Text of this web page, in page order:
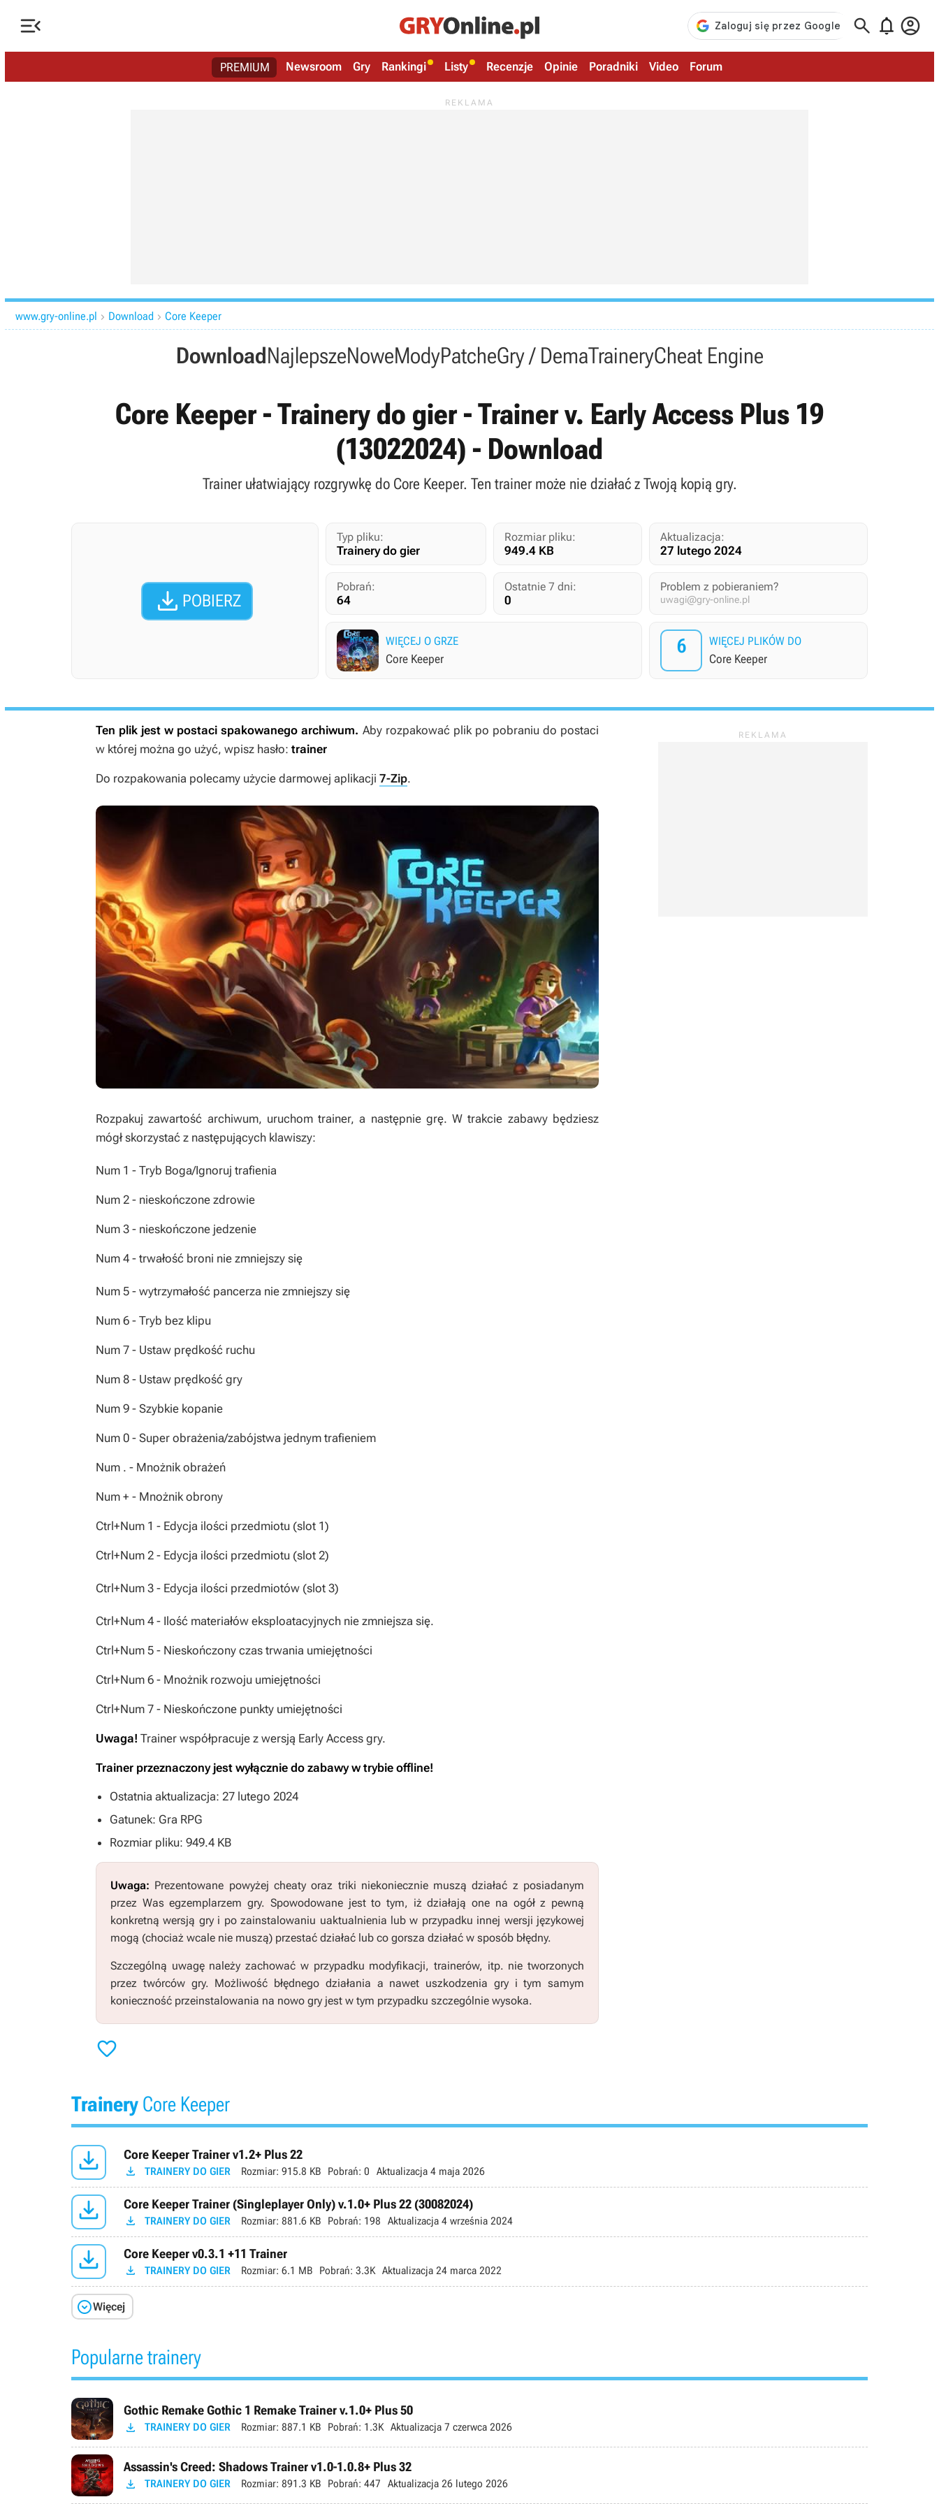
   
PREMIUM Newsroom Gry Rankingi Listy Recenzje Opinie Poradniki Video Forum
www.gry-online.pl  Download  Core Keeper
DownloadNajlepszeNoweModyPatcheGry / DemaTraineryCheat Engine
Core Keeper - Trainery do gier - Trainer v. Early Access Plus 19
(13022024) - Download
Trainer ułatwiający rozgrywkę do Core Keeper. Ten trainer może nie działać z Twoją kopią gry.
 POBIERZ
Typ pliku:
Trainery do gier
Rozmiar pliku:
949.4 KB
Aktualizacja:
27 lutego 2024
Pobrań:
64
Ostatnie 7 dni:
0
Problem z pobieraniem?
uwagi@gry-online.pl
WIĘCEJ O GRZE
Core Keeper
6 WIĘCEJ PLIKÓW DO
Core Keeper
Ten plik jest w postaci spakowanego archiwum. Aby rozpakować plik po pobraniu do postaci
w której można go użyć, wpisz hasło: trainer
Do rozpakowania polecamy użycie darmowej aplikacji 7-Zip.
Rozpakuj zawartość archiwum, uruchom trainer, a następnie grę. W trakcie zabawy będziesz
mógł skorzystać z następujących klawiszy:
Num 1 - Tryb Boga/Ignoruj trafienia
Num 2 - nieskończone zdrowie
Num 3 - nieskończone jedzenie
Num 4 - trwałość broni nie zmniejszy się
Num 5 - wytrzymałość pancerza nie zmniejszy się
Num 6 - Tryb bez klipu
Num 7 - Ustaw prędkość ruchu
Num 8 - Ustaw prędkość gry
Num 9 - Szybkie kopanie
Num 0 - Super obrażenia/zabójstwa jednym trafieniem
Num . - Mnożnik obrażeń
Num + - Mnożnik obrony
Ctrl+Num 1 - Edycja ilości przedmiotu (slot 1)
Ctrl+Num 2 - Edycja ilości przedmiotu (slot 2)
Ctrl+Num 3 - Edycja ilości przedmiotów (slot 3)
Ctrl+Num 4 - Ilość materiałów eksploatacyjnych nie zmniejsza się.
Ctrl+Num 5 - Nieskończony czas trwania umiejętności
Ctrl+Num 6 - Mnożnik rozwoju umiejętności
Ctrl+Num 7 - Nieskończone punkty umiejętności
Uwaga! Trainer współpracuje z wersją Early Access gry.
Trainer przeznaczony jest wyłącznie do zabawy w trybie offline!
Ostatnia aktualizacja: 27 lutego 2024
Gatunek: Gra RPG
Rozmiar pliku: 949.4 KB
Uwaga: Prezentowane powyżej cheaty oraz triki niekoniecznie muszą działać z posiadanym
przez Was egzemplarzem gry. Spowodowane jest to tym, iż działają one na ogół z pewną
konkretną wersją gry i po zainstalowaniu uaktualnienia lub w przypadku innej wersji językowej
mogą (chociaż wcale nie muszą) przestać działać lub co gorsza działać w sposób błędny.
Szczególną uwagę należy zachować w przypadku modyfikacji, trainerów, itp. nie tworzonych
przez twórców gry. Możliwość błędnego działania a nawet uszkodzenia gry i tym samym
konieczność przeinstalowania na nowo gry jest w tym przypadku szczególnie wysoka.

Trainery Core Keeper
 Core Keeper Trainer v1.2+ Plus 22
 TRAINERY DO GIER Rozmiar: 915.8 KB Pobrań: 0 Aktualizacja 4 maja 2026
 Core Keeper Trainer (Singleplayer Only) v.1.0+ Plus 22 (30082024)
 TRAINERY DO GIER Rozmiar: 881.6 KB Pobrań: 198 Aktualizacja 4 września 2024
 Core Keeper v0.3.1 +11 Trainer
 TRAINERY DO GIER Rozmiar: 6.1 MB Pobrań: 3.3K Aktualizacja 24 marca 2022
Więcej
Popularne trainery
Gothic Remake Gothic 1 Remake Trainer v.1.0+ Plus 50
 TRAINERY DO GIER Rozmiar: 887.1 KB Pobrań: 1.3K Aktualizacja 7 czerwca 2026
Assassin's Creed: Shadows Trainer v1.0-1.0.8+ Plus 32
 TRAINERY DO GIER Rozmiar: 891.3 KB Pobrań: 447 Aktualizacja 26 lutego 2026